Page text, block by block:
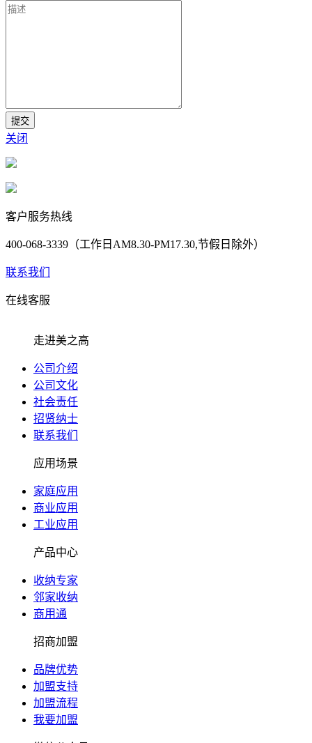
提交
关闭
客户服务热线
400-068-3339（工作日AM8.30-PM17.30,节假日除外）
联系我们
在线客服
走进美之高
公司介绍
公司文化
社会责任
招贤纳士
联系我们
应用场景
家庭应用
商业应用
工业应用
产品中心
收纳专家
邻家收纳
商用通
招商加盟
品牌优势
加盟支持
加盟流程
我要加盟